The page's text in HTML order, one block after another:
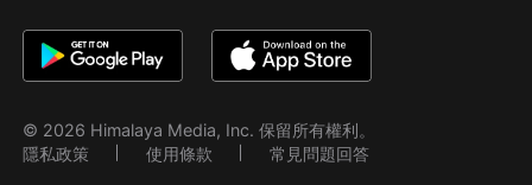
© 2026 Himalaya Media, Inc. 保留所有權利。
隱私政策
使用條款 常見問題回答